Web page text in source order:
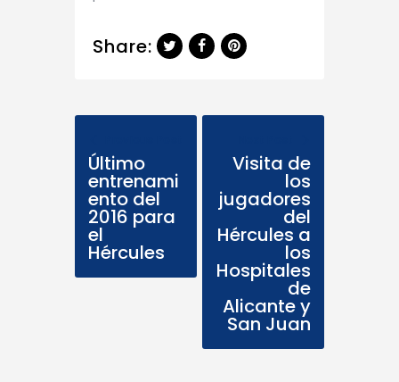
Share:
Último
entrenami
ento del
2016 para
el
Hércules
Visita de
los
jugadores
del
Hércules a
los
Hospitales
de
Alicante y
San Juan